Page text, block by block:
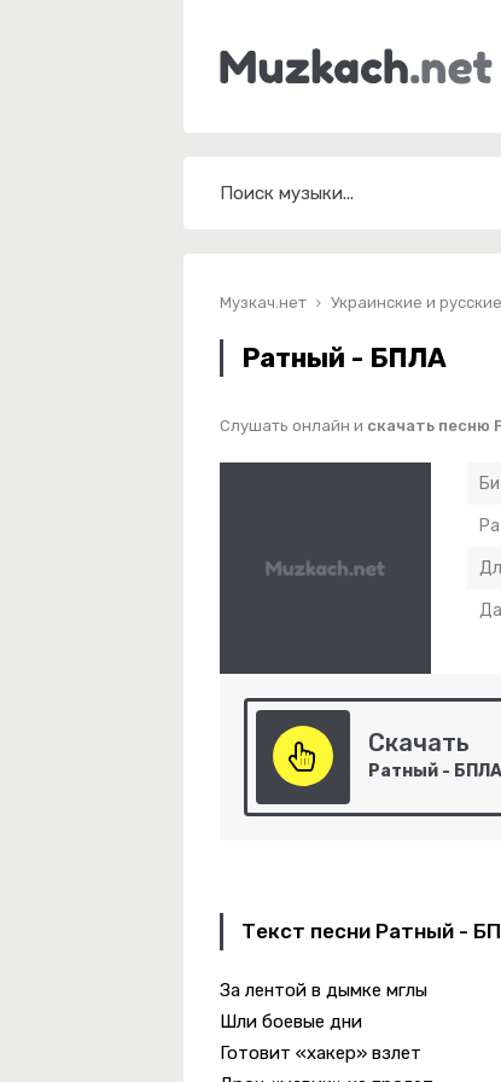
Музкач.нет Украинские и
Ратный - БПЛА
Слушать онлайн и скачать
Скачать
Ратный - БПЛА
Текст песни Ратный -
За лентой в дымке мглы
Шли боевые дни
Готовит «хакер» взлет